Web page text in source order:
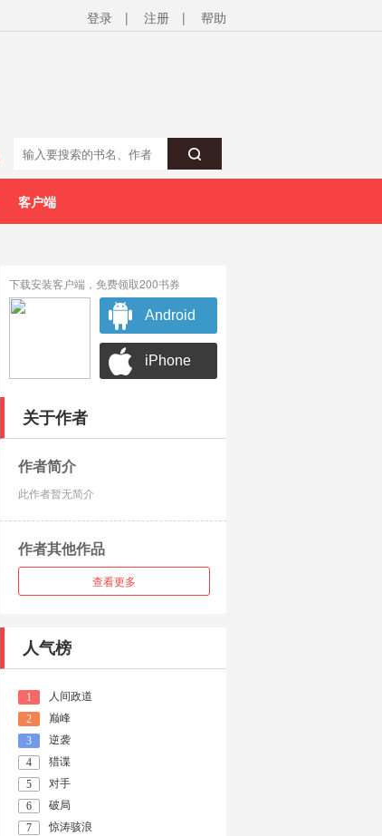
登录 | 注册 | 帮助
客户端
下载安装客户端，免费领取200书券
Android
iPhone
关于作者
作者简介
此作者暂无简介
作者其他作品
查看更多
人气榜
1 人间政道
2 巅峰
3 逆袭
4 猎谍
5 对手
6 破局
7 惊涛骇浪